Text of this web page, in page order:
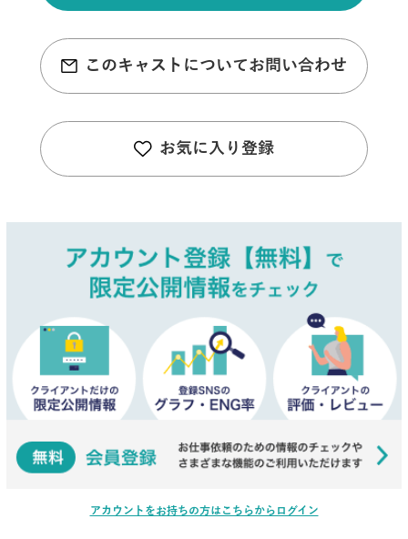
このキャストについてお問い合わせ
お気に入り登録
アカウントをお持ちの方はこちらからログイン